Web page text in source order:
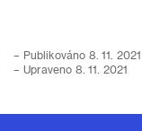
– Publikováno 8. 11. 2021
– Upraveno 8. 11. 2021